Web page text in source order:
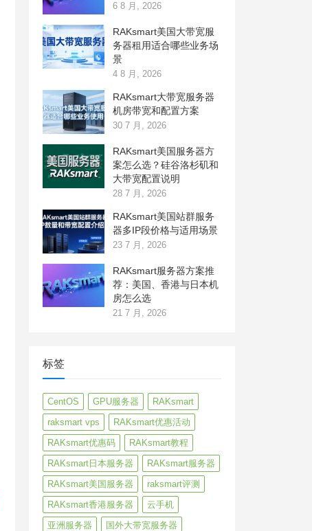
6 8 月, 2026
RAKsmart美国大带宽服
务器租用适合哪些业务场
景
4 8 月, 2026
RAKsmart大带宽服务器
机房带宽和配置方案
30 7 月, 2026
RAKsmart美国服务器方
案怎么选？硅谷洛杉矶和
大带宽配置说明
28 7 月, 2026
RAKsmart美国站群服务
器多IP段价格与适用场景
23 7 月, 2026
RAKsmart服务器方案推
荐：美国、香港与日本机
房怎么选
21 7 月, 2026
标签
CentOS GPU服务器
RAKsmart
raksmart vps
RAKsmart优惠活动
RAKsmart优惠码
RAKsmart教程
RAKsmart日本服务器
RAKsmart服务器
RAKsmart美国服务器
raksmart评测
RAKsmart香港服务器
云手机
亚洲服务器
国外大带宽服务器